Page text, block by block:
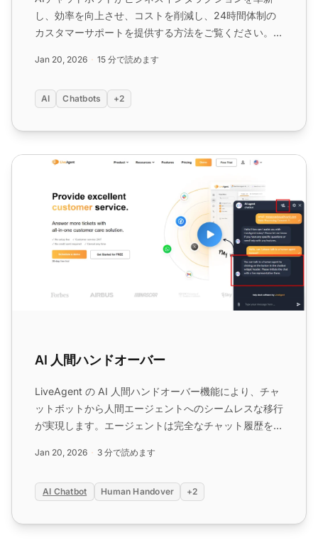
し、効率を向上させ、コストを削減し、24時間体制の
カスタマーサポートを提供する方法をご覧ください。業
い。...
Jan 20, 2026 15 分で読めます
AI Chatbots +2
AI 人間ハンドオーバー
AI 人間ハンドオーバー
LiveAgent の AI 人間ハンドオーバー機能により、チャ
ットボットから人間エージェントへのシームレスな移行
が実現します。エージェントは完全なチャット履歴を保
応じて人間サポートをリクエストできます。...
Jan 20, 2026 3 分で読めます
AI Chatbot Human Handover +2